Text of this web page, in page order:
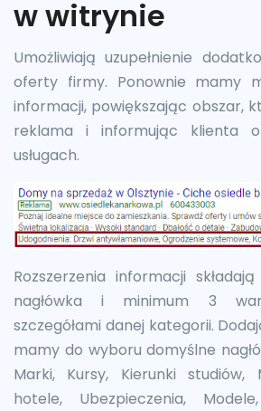
w witrynie
Umożliwiają uzupełnienie
oferty firmy. Ponownie mamy
informacji, powiększając obszar,
reklama i informując klienta
usługach.
Rozszerzenia informacji
nagłówka i minimum 3
szczegółami danej kategorii.
mamy do wyboru domyślne
Marki, Kursy, Kierunki studiów,
hotele, Ubezpieczenia,